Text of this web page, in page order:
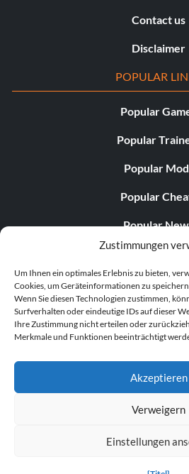
Zustimmungen
Um Ihnen ein optimales Erlebnis zu bieten,
Cookies, um Geräteinformationen zu
Wenn Sie diesen Technologien zustimmen,
Surfverhalten oder eindeutige IDs auf dieser
Ihre Zustimmung nicht erteilen oder
Merkmale und Funktionen beeinträchtigt
Akzeptieren
Verweigern
Einstellungen
Contact us
Disclaimer
POPULAR
Popular
Popular
Popular
Popular
Popular
Popular
Popular Free
LATEST
© 1998–2026